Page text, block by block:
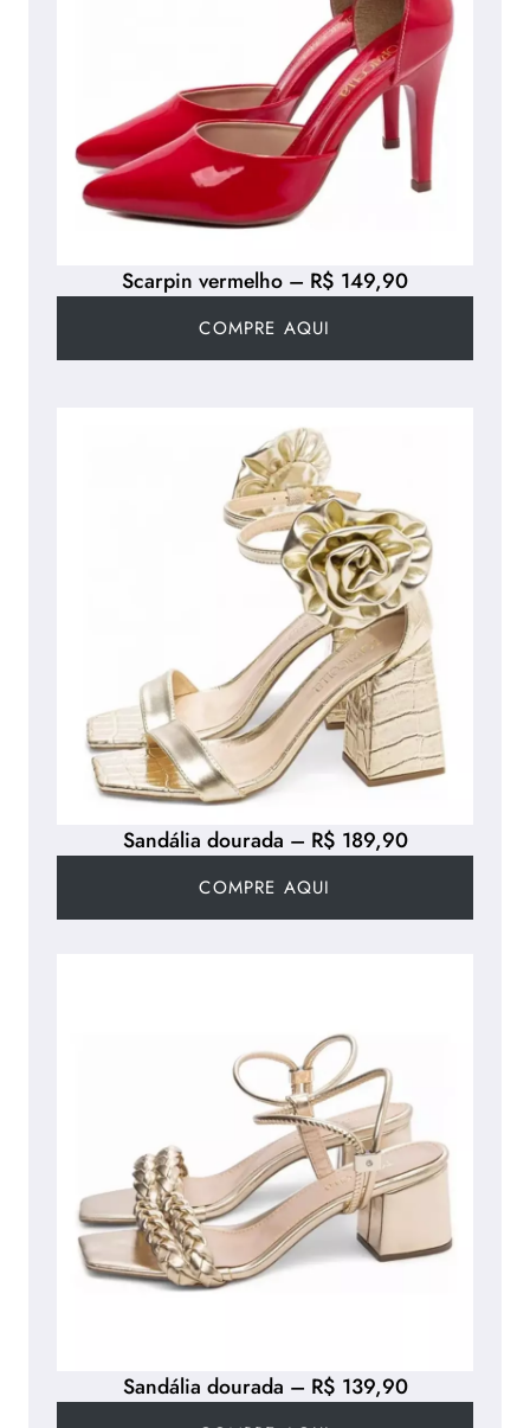
Sandália dourada – R$ 189,90
COMPRE AQUI
Scarpin vermelho – R$ 149,90
COMPRE AQUI
Sandália dourada – R$ 139,90